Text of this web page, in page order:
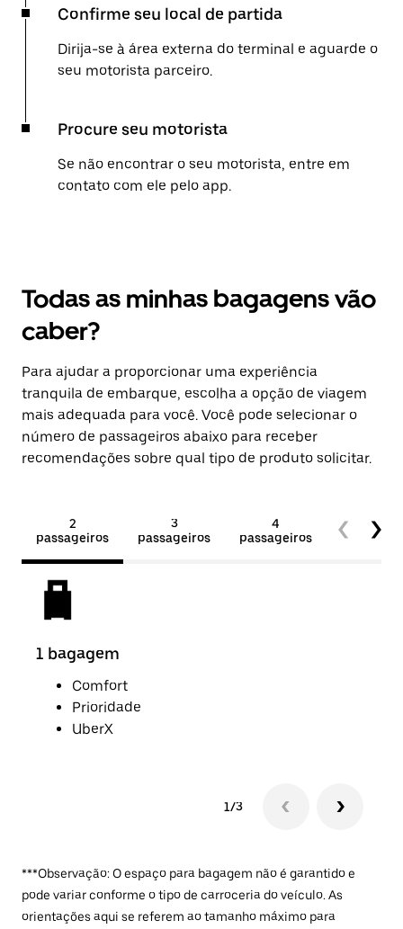
Confirme seu local de partida
Dirija-se à área externa do terminal e aguarde o
seu motorista parceiro.
Procure seu motorista
Se não encontrar o seu motorista, entre em
contato com ele pelo app.
Todas as minhas bagagens vão
caber?
Para ajudar a proporcionar uma experiência
tranquila de embarque, escolha a opção de viagem
mais adequada para você. Você pode selecionar o
número de passageiros abaixo para receber
recomendações sobre qual tipo de produto solicitar.
2
passageiros
3
passageiros
4
passageiros
5+
1 bagagem
Comfort
Prioridade
UberX
1/3
***Observação: O espaço para bagagem não é garantido e
pode variar conforme o tipo de carroceria do veículo. As
orientações aqui se referem ao tamanho máximo para